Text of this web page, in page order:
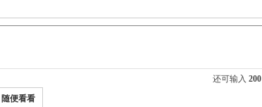
还可输入200
随便看看